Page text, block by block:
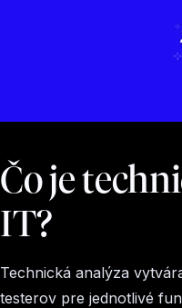
Čo je
IT?
Technická analýza
testerov pre jednotlivé